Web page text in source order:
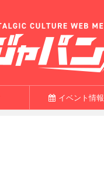
イベント情報